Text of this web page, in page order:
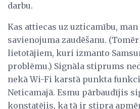
darbu.
Kas attiecas uz uzticamību,
savienojuma zaudēšanu.
lietotājiem, kuri izmanto
problēmu.) Signāla stiprums
nekā Wi-Fi karstā punkta
Neticamajā. Esmu pārbaudījis
konstatējis, ka tā ir stipra